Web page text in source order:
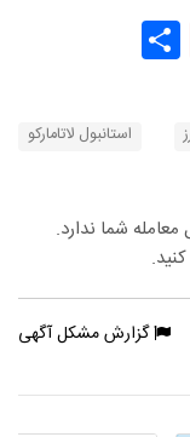
Gmail
استانبول لاتامارکو
شما ندارد.
گزارش مشکل آگهی